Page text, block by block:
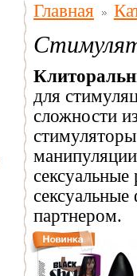
Главная
для
сложности
сексуальные
сексуальные
партнером.